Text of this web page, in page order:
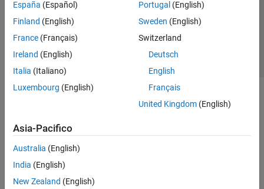
España (Español)
Finland (English)
France (Français)
Ireland (English)
Italia (Italiano)
Luxembourg (English)
Portugal (English)
Sweden (English)
Switzerland
Deutsch
English
Français
United Kingdom(English)
Asia-Pacifico
Australia (English)
India (English)
New Zealand (English)
© 1994-2026 The MathWorks, Inc.